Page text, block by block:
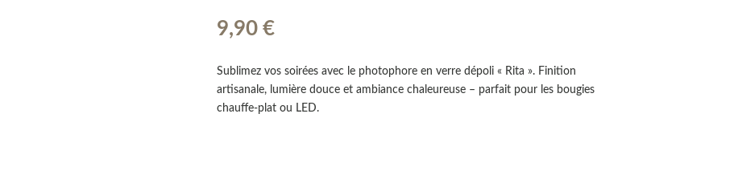
9,90 €
Sublimez vos soirées avec le photophore en verre dépoli « Rita ». Finition
artisanale, lumière douce et ambiance chaleureuse – parfait pour les bougies
chauffe-plat ou LED.